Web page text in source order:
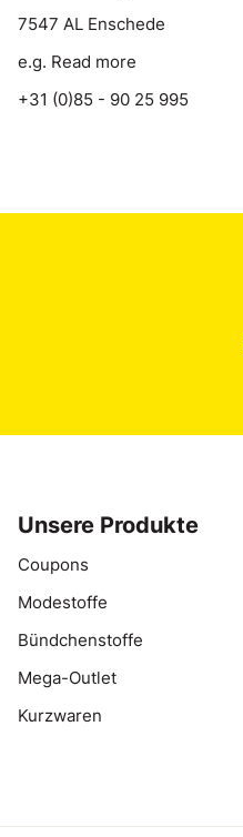
7547 AL Enschede
e.g. Read more
+31 (0)85 - 90 25 995
Unsere Produkte
Coupons
Modestoffe
Bündchenstoffe
Mega-Outlet
Kurzwaren